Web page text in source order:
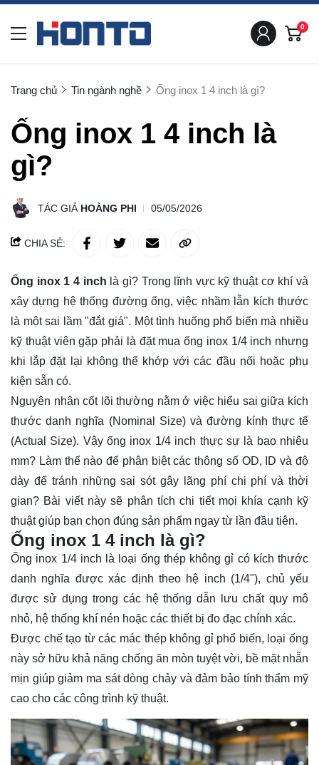
0
Trang chủ Tin ngành nghề Ống inox 1 4 inch là gì?
Ống inox 1 4 inch là
gì?
TÁC GIẢ HOÀNG PHI 05/05/2026
CHIA SẺ:
Ống inox 1 4 inch là gì? Trong lĩnh vực kỹ thuật cơ khí và
xây dựng hệ thống đường ống, việc nhầm lẫn kích thước
là một sai lầm "đắt giá". Một tình huống phổ biến mà nhiều
kỹ thuật viên gặp phải là đặt mua ống inox 1/4 inch nhưng
khi lắp đặt lại không thể khớp với các đầu nối hoặc phụ
kiện sẵn có.
Nguyên nhân cốt lõi thường nằm ở việc hiểu sai giữa kích
thước danh nghĩa (Nominal Size) và đường kính thực tế
(Actual Size). Vậy ống inox 1/4 inch thực sự là bao nhiêu
mm? Làm thế nào để phân biệt các thông số OD, ID và độ
dày để tránh những sai sót gây lãng phí chi phí và thời
gian? Bài viết này sẽ phân tích chi tiết mọi khía cạnh kỹ
thuật giúp bạn chọn đúng sản phẩm ngay từ lần đầu tiên.
Ống inox 1 4 inch là gì?
Ống inox 1/4 inch là loại ống thép không gỉ có kích thước
danh nghĩa được xác định theo hệ inch (1/4"), chủ yếu
được sử dụng trong các hệ thống dẫn lưu chất quy mô
nhỏ, hệ thống khí nén hoặc các thiết bị đo đạc chính xác.
Được chế tạo từ các mác thép không gỉ phổ biến, loại ống
này sở hữu khả năng chống ăn mòn tuyệt vời, bề mặt nhẵn
mịn giúp giảm ma sát dòng chảy và đảm bảo tính thẩm mỹ
cao cho các công trình kỹ thuật.